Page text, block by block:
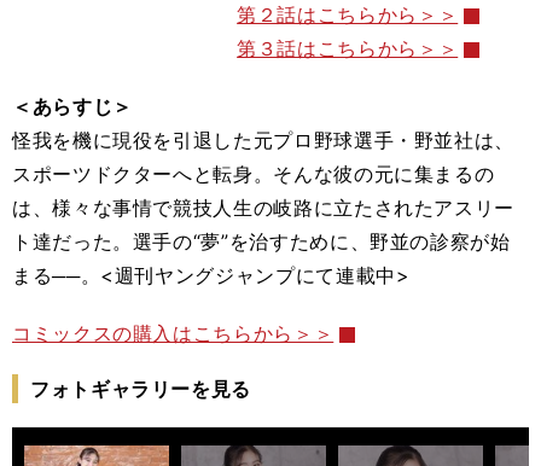
第２話はこちらから＞＞
第３話はこちらから＞＞
＜あらすじ＞
怪我を機に現役を引退した元プロ野球選手・野並社は、
スポーツドクターへと転身。そんな彼の元に集まるの
は、様々な事情で競技人生の岐路に立たされたアスリー
ト達だった。選手の“夢”を治すために、野並の診察が始
まる──。<週刊ヤングジャンプにて連載中>
コミックスの購入はこちらから＞＞
フォトギャラリーを見る